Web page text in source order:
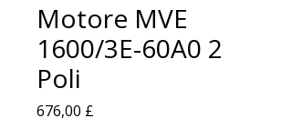
Motore MVE
1600/3E-60A0 2
Poli
676,00 £